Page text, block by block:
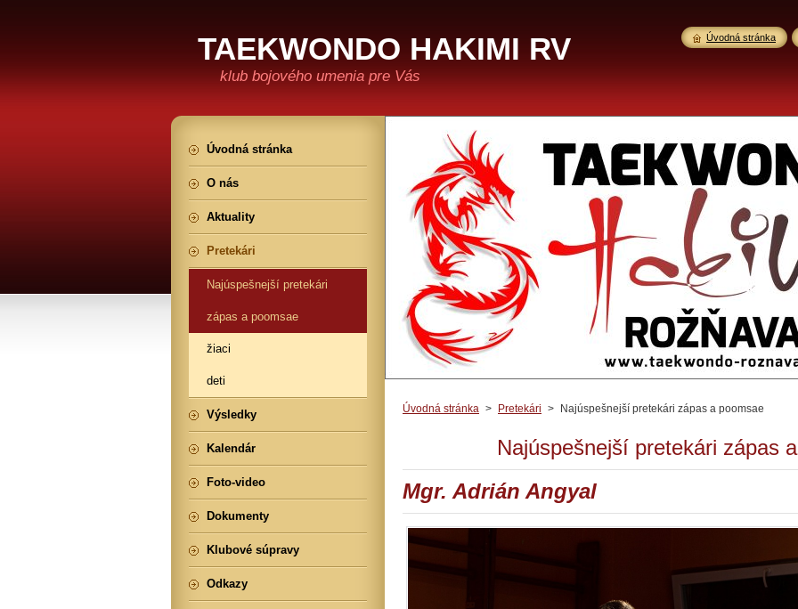
TAEKWONDO HAKIMI RV
klub bojového umenia pre Vás
Úvodná stránka > Pretekári > Najúspešnejší pretekári zápas a poomsae
Najúspešnejší pretekári
Mgr. Adrián Angyal
Úvodná stránka
O nás
Aktuality
Pretekári
Najúspešnejší pretekári
zápas a poomsae
žiaci
deti
Výsledky
Kalendár
Foto-video
Dokumenty
Klubové súpravy
Odkazy
Úvodná stránka